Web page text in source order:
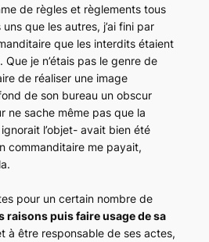
de règles et règlements tous
que les autres, j’ai fini par
que les interdits étaient
je n’étais pas le genre de
de réaliser une image
de son bureau un obscur
ne sache même pas que la
l’objet- avait bien été
commanditaire me payait,
pour un certain nombre de
raisons puis faire usage de sa
à être responsable de ses actes,